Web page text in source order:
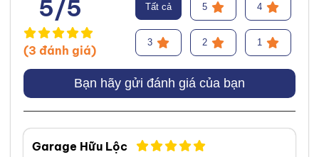
Youtube,
5/5
(3 đánh giá)
Tất cả 5 4
3 2 1
Bạn hãy gửi đánh giá của bạn
Garage Hữu Lộc